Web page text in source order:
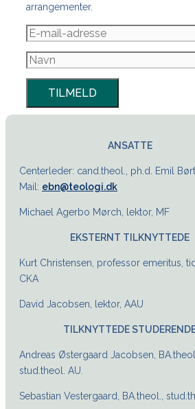
arrangementer.
ANSATTE
Centerleder: cand.theol., ph.d. Emil
Mail: ebn@teologi.dk
Michael Agerbo Mørch, lektor, MF
EKSTERNT TILKNYTTEDE
Kurt Christensen, professor emeritus,
CKA
David Jacobsen, lektor, AAU
TILKNYTTEDE
Andreas Østergaard Jacobsen, BA.theol.,
stud.theol. AU.
Sebastian Vestergaard, BA.theol.,